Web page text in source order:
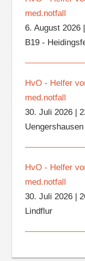
med.notfall
6. August 2026|
B19 -
HvO - Helfer
med.notfall
30. Juli 2026|
Uengershausen
HvO - Helfer
med.notfall
30. Juli 2026|
Lindflur